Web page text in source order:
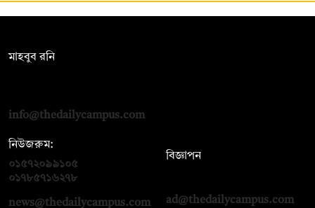
মাহবুব রনি
info@thedailycampus.com
নিউজরুম:
০১৫৭২০৯৯১০৫
০১৭৮৫৭১৬২৭৮
news@thedailycampus.com
বিজ্ঞাপন
ad@thedailycampus.com